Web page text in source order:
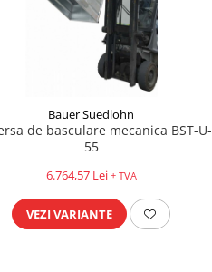
Bauer Suedlohn
de basculare mecanica BST-U-
55
6.764,57 Lei + TVA
VEZI VARIANTE